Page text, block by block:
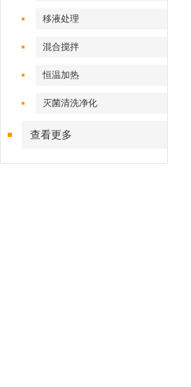
移液处理
混合搅拌
恒温加热
灭菌清洗净化
查看更多